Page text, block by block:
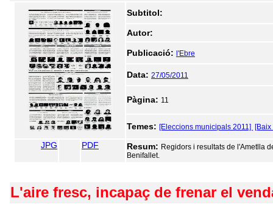
Subtitol:
Autor:
Publicació: l'Ebre
Data: 27/05/2011
Pàgina: 11
Temes: [Eleccions municipals 2011]
JPG PDF Resum: Regidors i resultats de l'Ametlla
Benifallet.
L'aire fresc, incapaç de frenar el